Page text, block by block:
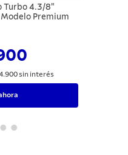
Turbo 4.3/8"
Premium
.900sin interés